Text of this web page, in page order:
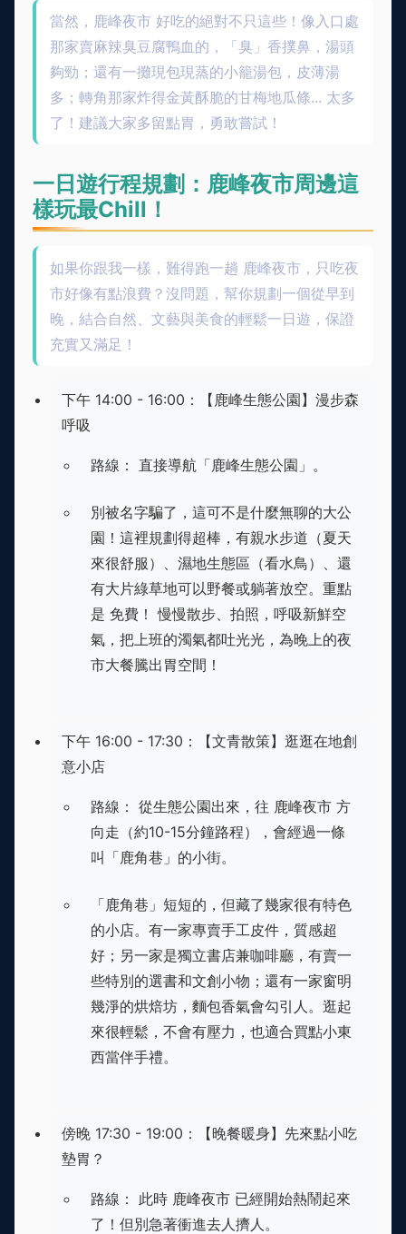
當然，鹿峰夜市 好吃的絕對不只這些！像入口處
那家賣麻辣臭豆腐鴨血的，「臭」香撲鼻，湯頭
夠勁；還有一攤現包現蒸的小籠湯包，皮薄湯
多；轉角那家炸得金黃酥脆的甘梅地瓜條... 太多
了！建議大家多留點胃，勇敢嘗試！
一日遊行程規劃：鹿峰夜市周邊這
樣玩最Chill！
如果你跟我一樣，難得跑一趟 鹿峰夜市，只吃夜
市好像有點浪費？沒問題，幫你規劃一個從早到
晚，結合自然、文藝與美食的輕鬆一日遊，保證
充實又滿足！
下午 14:00 - 16:00：【鹿峰生態公園】漫步森
呼吸
路線： 直接導航「鹿峰生態公園」。
別被名字騙了，這可不是什麼無聊的大公
園！這裡規劃得超棒，有親水步道（夏天
來很舒服）、濕地生態區（看水鳥）、還
有大片綠草地可以野餐或躺著放空。重點
是 免費！ 慢慢散步、拍照，呼吸新鮮空
氣，把上班的濁氣都吐光光，為晚上的夜
市大餐騰出胃空間！
下午 16:00 - 17:30：【文青散策】逛逛在地創
意小店
路線： 從生態公園出來，往 鹿峰夜市 方
向走（約10-15分鐘路程），會經過一條
叫「鹿角巷」的小街。
「鹿角巷」短短的，但藏了幾家很有特色
的小店。有一家專賣手工皮件，質感超
好；另一家是獨立書店兼咖啡廳，有賣一
些特別的選書和文創小物；還有一家窗明
幾淨的烘焙坊，麵包香氣會勾引人。逛起
來很輕鬆，不會有壓力，也適合買點小東
西當伴手禮。
傍晚 17:30 - 19:00：【晚餐暖身】先來點小吃
墊胃？
路線： 此時 鹿峰夜市 已經開始熱鬧起來
了！但別急著衝進去人擠人。